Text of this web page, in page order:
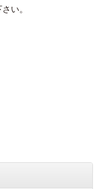
い。